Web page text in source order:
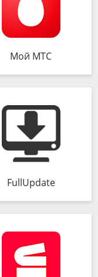
Мой МТС
FullUpdate